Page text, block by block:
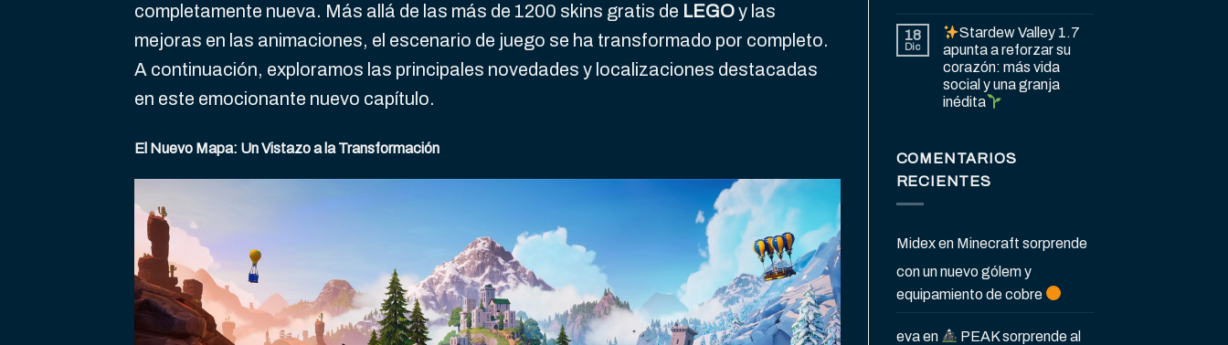
completamente nueva. Más allá de las más de 1200 skins gratis de LEGOy las
mejoras en las animaciones, el escenario de juego se ha transformado por completo.
A continuación, exploramos las principales novedades y localizaciones destacadas
en este emocionante nuevo capítulo.
El Nuevo Mapa: Un Vistazo a la Transformación
18
Dic
Stardew Valley 1.7
apunta a reforzar su
corazón: más vida
social y una granja
inédita
COMENTARIOS
RECIENTES
Midexen Minecraft sorprende
con un nuevo gólem y
equipamiento de cobre
evaen
PEAK sorprende al